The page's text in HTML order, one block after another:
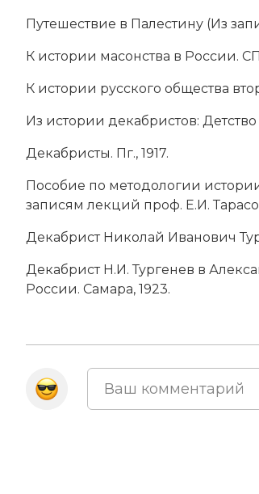
Путешествие в Палестину (Из
К истории масонства в России.
К истории русского общества
Из истории декабристов: Детство
Декабристы. Пг., 1917.
Пособие по методологии
записям лекций проф. Е.И.
Декабрист Николай Иванович
Декабрист Н.И. Тургенев в
России. Самара, 1923.